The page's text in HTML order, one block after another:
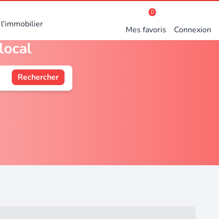
0
Mes favoris Connexion
Rechercher